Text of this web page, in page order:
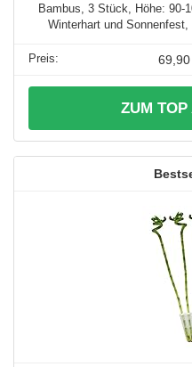
Bambus, 3 Stück, Höhe: 90-
Winterhart und Sonnenfest,
ZUM